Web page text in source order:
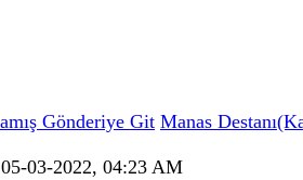
Manas
05-03-2022, 04:23 AM